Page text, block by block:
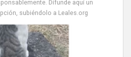
Difunde aquí un
subiéndolo a Leales.org